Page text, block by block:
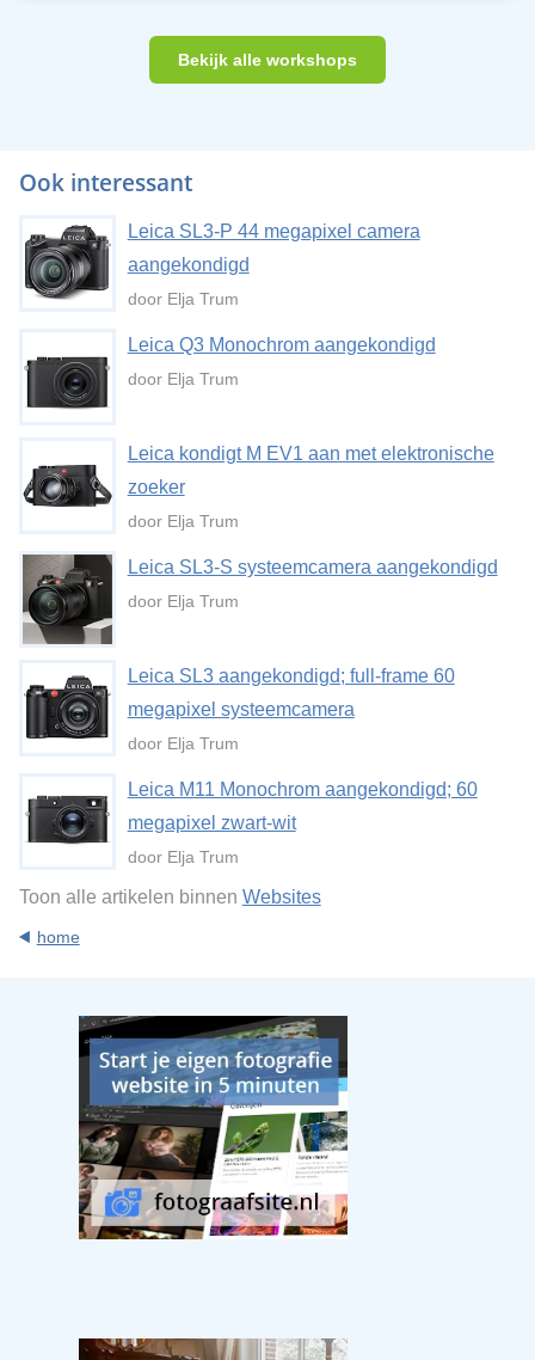
Bekijk alle workshops
Ook interessant
Leica SL3-P 44 megapixel camera
aangekondigd
door Elja Trum
Leica Q3 Monochrom aangekondigd
door Elja Trum
Leica kondigt M EV1 aan met elektronische
zoeker
door Elja Trum
Leica SL3-S systeemcamera aangekondigd
door Elja Trum
Leica SL3 aangekondigd; full-frame 60
megapixel systeemcamera
door Elja Trum
Leica M11 Monochrom aangekondigd; 60
megapixel zwart-wit
door Elja Trum
Toon alle artikelen binnen Websites
home